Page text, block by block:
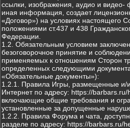
ссылки, изображения, аудио и видео-
иная информация, создает
«Договор») на условиях настоящего
положениями ст.437 и 438
Федерации.
1.2. Обязательным условием
безоговорочное принятие и
применяемых к отношениям Сторон
определенных следующими
«Обязательные документы»):
1.2.1. Правила Игры, размещенные и/
Интернет по адресу: https://barbars.ru/
включающие общие требования и
установленные за допущенные
1.2.2. Правила Форума и чата,
разделе по адресу: https://barbars.ru/